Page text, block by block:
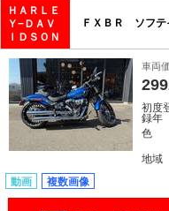
ＨＡＲＬＥ
Ｙ−ＤＡＶ
ＩＤＳＯＮ
ＦＸＢＲ ソフ
車両
299
初度
録年
色
地域
動画 複数画像